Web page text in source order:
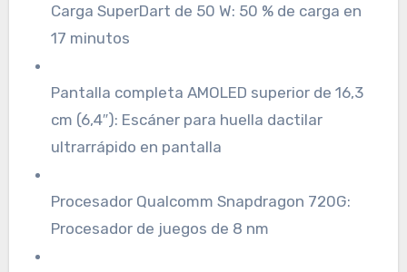
Carga SuperDart de 50 W: 50 % de carga en
17 minutos
Pantalla completa AMOLED superior de 16,3
cm (6,4″): Escáner para huella dactilar
ultrarrápido en pantalla
Procesador Qualcomm Snapdragon 720G:
Procesador de juegos de 8 nm